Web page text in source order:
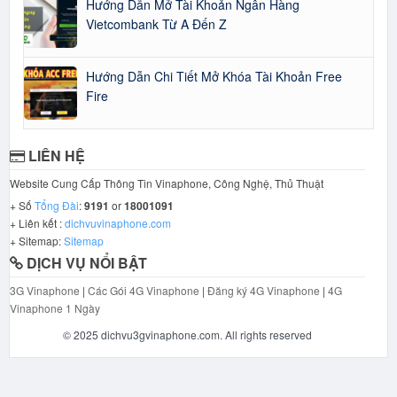
Hướng Dẫn Mở Tài Khoản Ngân Hàng
Vietcombank Từ A Đến Z
Hướng Dẫn Chi Tiết Mở Khóa Tài Khoản Free
Fire
LIÊN HỆ
Website Cung Cấp Thông Tin Vinaphone, Công Nghệ, Thủ Thuật
+ Số Tổng Đài:9191 or18001091
+ Liên kết :dichvuvinaphone.com
+ Sitemap:Sitemap
DỊCH VỤ NỔI BẬT
3G Vinaphone | Các Gói 4G Vinaphone | Đăng ký 4G Vinaphone | 4G
Vinaphone 1 Ngày
© 2025 dichvu3gvinaphone.com. All rights reserved